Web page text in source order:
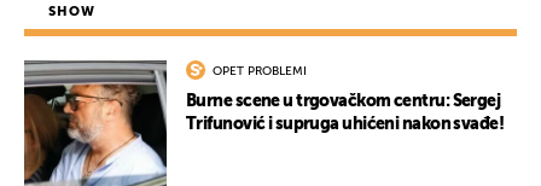
SHOW
OPET PROBLEMI
Burne scene u trgovačkom centru: Sergej
Trifunović i supruga uhićeni nakon svađe!